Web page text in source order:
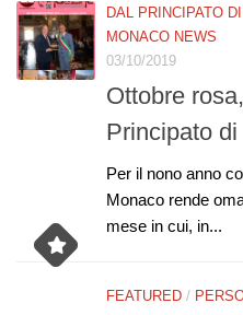
DAL PRINCIPATO
MONACO NEWS
03/10/2019
Ottobre
Principato
Per il nono anno
Monaco rende
mese in cui, in...
FEATURED /